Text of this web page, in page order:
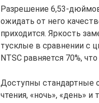
Разрешение 6,53-
ожидать от него
приходится. Яркость
тусклые в сравнении с
NTSC равняется 70%,
Доступны стандартные
чтения, «ночь», «день»